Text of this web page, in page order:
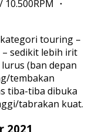
・
touring –
sedikit lebih irit
(ban depan
tembakan
tiba-tiba dibuka
tabrakan kuat.
2021